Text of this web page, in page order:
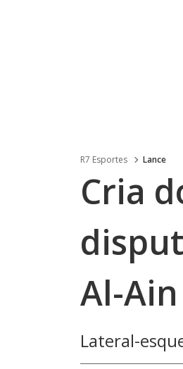
R7 Esportes Lance
Cria
Al-Ain
Lateral-